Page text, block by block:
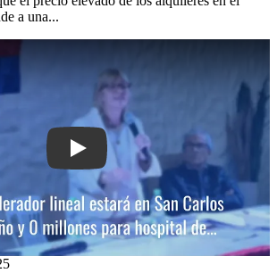
a una...
Play: Presupuesto: Acelerador lineal